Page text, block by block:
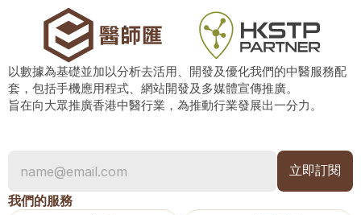
以數據為基礎並加以分析去活用、開發及優化我們的中醫服務配
套，包括手機應用程式、網站開發及多媒體宣傳推廣。
旨在向大眾推廣香港中醫行業，為推動行業發展出一分力。
我們的服務